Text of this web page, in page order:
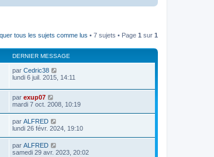
tous les sujets comme lus • 7 sujets • Page 1 sur 1
DERNIER MESSAGE
par Cedric38
lundi 6 juil. 2015, 14:11
par exup07
mardi 7 oct. 2008, 10:19
par ALFRED
lundi 26 févr. 2024, 19:10
par ALFRED
samedi 29 avr. 2023, 20:02